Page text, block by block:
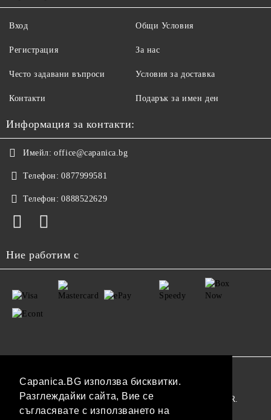
Capanica.BG използва бисквитки.
Разглеждайки сайта, Вие се
съгласявате с използването на
Вход
Регистрация
Често задавани въпроси
Контакти
Общи Условия
За нас
Условия за доставка
Подарък за имен ден
Информация за контакти:
Имейл: office@capanica.bg
Телефон: 0877999581
Телефон: 0888522629
Ние работим с
Нашият онлайн магазин е 100% съобразен с GDPR.